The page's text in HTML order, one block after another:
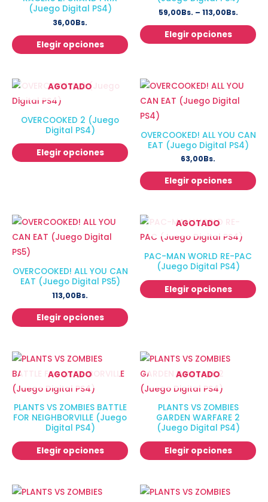
(Juego Digital PS4)
36,00Bs.
Elegir opciones
59,00Bs. – 113,00Bs.
Elegir opciones
AGOTADO
OVERCOOKED 2 (Juego
Digital PS4)
Elegir opciones
OVERCOOKED! ALL YOU CAN
EAT (Juego Digital PS4)
63,00Bs.
Elegir opciones
OVERCOOKED! ALL YOU CAN
EAT (Juego Digital PS5)
113,00Bs.
Elegir opciones
AGOTADO
PAC-MAN WORLD RE-PAC
(Juego Digital PS4)
Elegir opciones
AGOTADO
PLANTS VS ZOMBIES BATTLE
FOR NEIGHBORVILLE (Juego
Digital PS4)
Elegir opciones
AGOTADO
PLANTS VS ZOMBIES
GARDEN WARFARE 2
(Juego Digital PS4)
Elegir opciones